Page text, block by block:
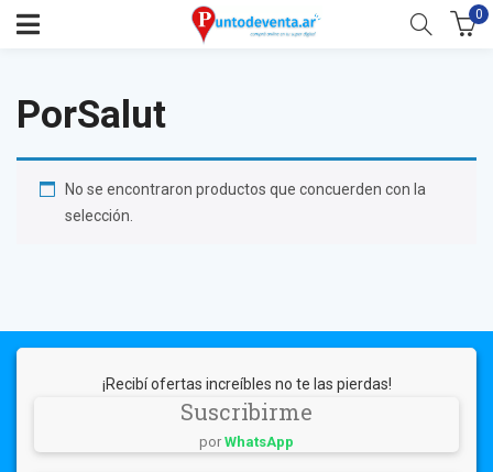
0
PorSalut
No se encontraron productos que concuerden con la
selección.
¡Recibí ofertas increíbles no te las pierdas!
Suscribirme
por WhatsApp